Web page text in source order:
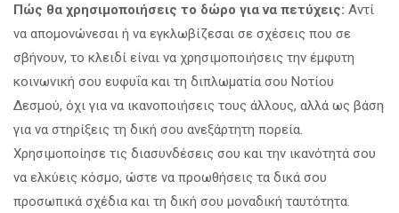
Πώς θα χρησιμοποιήσεις το δώρο για να πετύχεις: Αντί
να απομονώνεσαι ή να εγκλωβίζεσαι σε σχέσεις που σε
σβήνουν, το κλειδί είναι να χρησιμοποιήσεις την έμφυτη
κοινωνική σου ευφυΐα και τη διπλωματία σου Νοτίου
Δεσμού, όχι για να ικανοποιήσεις τους άλλους, αλλά ως βάση
για να στηρίξεις τη δική σου ανεξάρτητη πορεία.
Χρησιμοποίησε τις διασυνδέσεις σου και την ικανότητά σου
να ελκύεις κόσμο, ώστε να προωθήσεις τα δικά σου
προσωπικά σχέδια και τη δική σου μοναδική ταυτότητα.